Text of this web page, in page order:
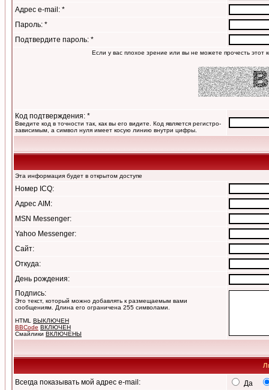
Адрес e-mail: *
Пароль: *
Подтвердите пароль: *
Если у вас плохое зрение или вы не можете прочесть этот
Код подтверждения: *
Введите код в точности так, как вы его видите. Код является регистро-
зависимым, а символ нуля имеет косую линию внутри цифры.
Эта информация будет в открытом доступе
Номер ICQ:
Адрес AIM:
MSN Messenger:
Yahoo Messenger:
Сайт:
Откуда:
День рождения:
Подпись:
Это текст, который можно добавлять к размещаемым вами
сообщениям. Длина его ограничена 255 символами.
HTML ВЫКЛЮЧЕН
BBCode ВКЛЮЧЕН
Смайлики ВКЛЮЧЕНЫ
Всегда показывать мой адрес e-mail:
Да